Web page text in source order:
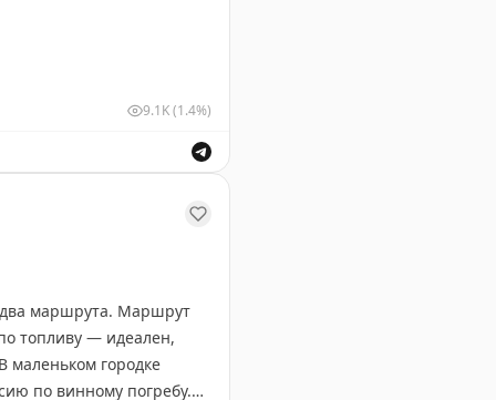
9.1K(1.4%)
маршрута. Маршрут
топливу — идеален,
маленьком городке
по винному погребу.